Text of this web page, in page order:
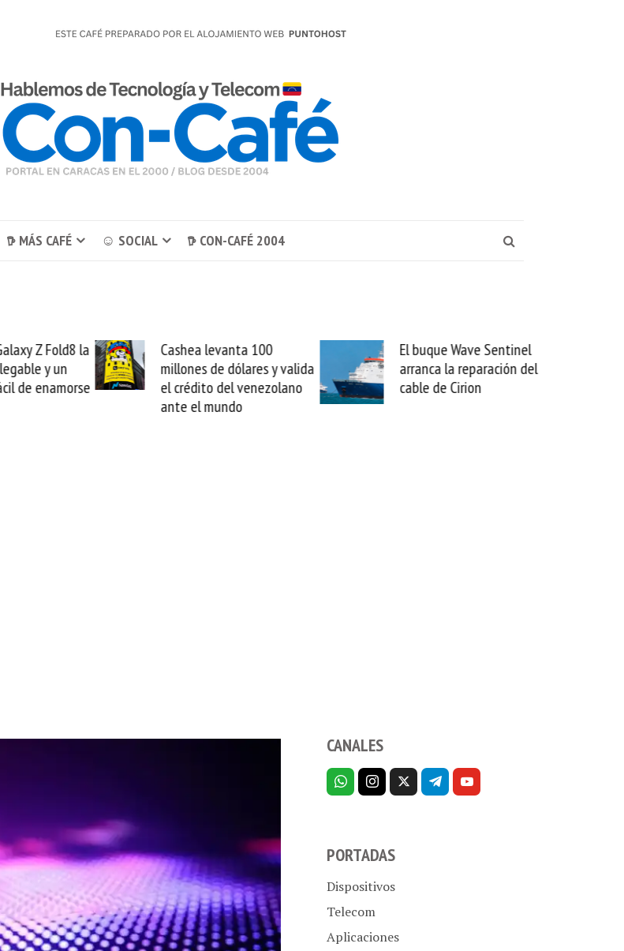
𖠚 MÁS CAFÉ ☺ SOCIAL 𖠚 CON-CAFÉ 2004
Cashea levanta 100
millones de dólares y valida
el crédito del venezolano
El buque Wave Sentinel
arranca la reparación del
cable de Cirion
Uber se lleva
sabemos todo lo
CANALES
PORTADAS
Dispositivos
Telecom
Aplicaciones